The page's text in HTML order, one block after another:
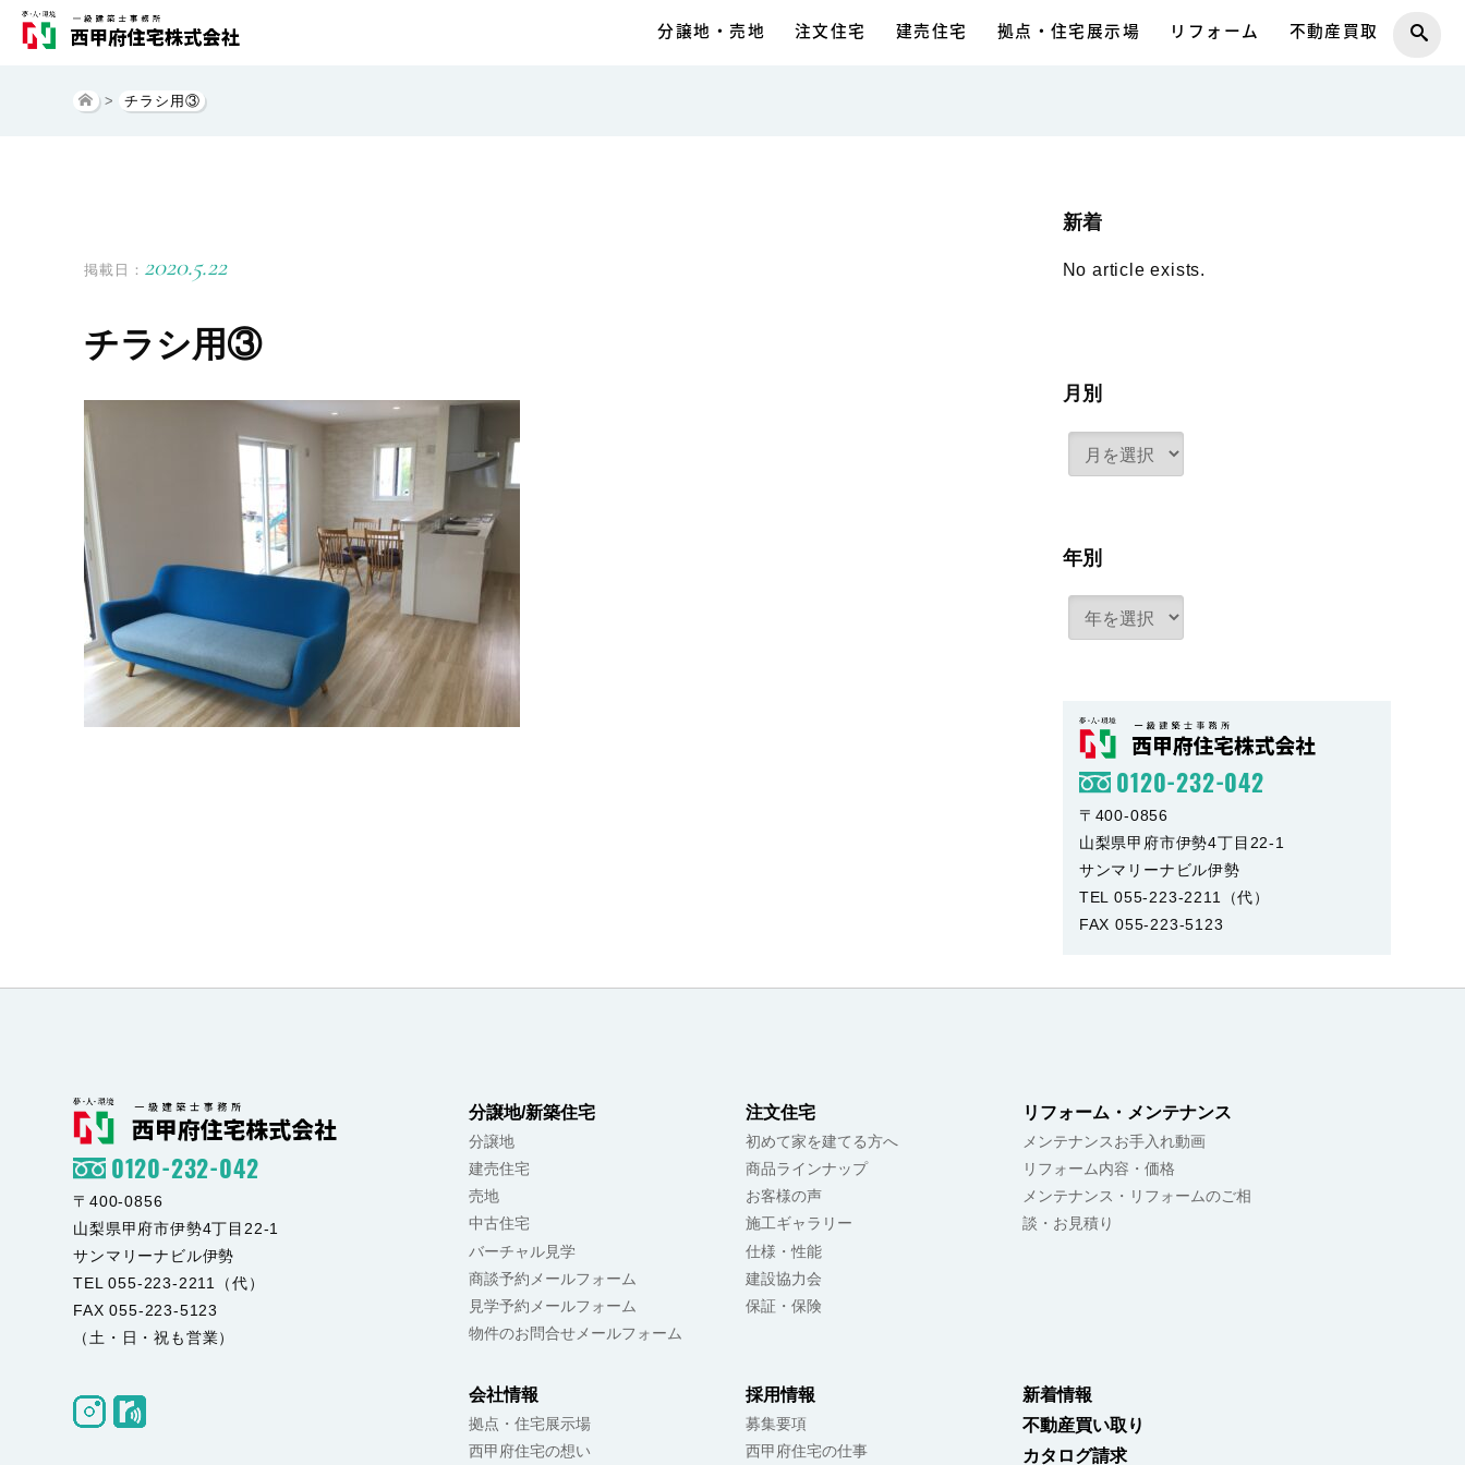
分譲地・売地 注文住宅 建売住宅 拠点・住宅展示場 リフォーム 不動産買取
> チラシ用③
掲載日： 2020.5.22
チラシ用③
新着
No article exists.
月別
年別
0120-232-042
〒400-0856
山梨県甲府市伊勢4丁目22-1
サンマリーナビル伊勢
TEL 055-223-2211（代）
FAX 055-223-5123
分譲地/新築住宅
分譲地
建売住宅
売地
中古住宅
バーチャル見学
商談予約メールフォーム
見学予約メールフォーム
物件のお問合せメールフォーム
注文住宅
初めて家を建てる方へ
商品ラインナップ
お客様の声
施工ギャラリー
仕様・性能
建設協力会
保証・保険
リフォーム・メンテナンス
メンテナンスお手入れ動画
リフォーム内容・価格
メンテナンス・リフォームのご相
談・お見積り
会社情報
拠点・住宅展示場
西甲府住宅の想い
採用情報
募集要項
西甲府住宅の仕事
新着情報
不動産買い取り
カタログ請求
0120-232-042
〒400-0856
山梨県甲府市伊勢4丁目22-1
サンマリーナビル伊勢
TEL 055-223-2211（代）
FAX 055-223-5123
（土・日・祝も営業）